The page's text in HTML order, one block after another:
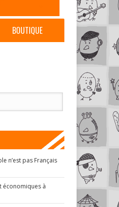
BOUTIQUE
n’est pas Français
économiques à